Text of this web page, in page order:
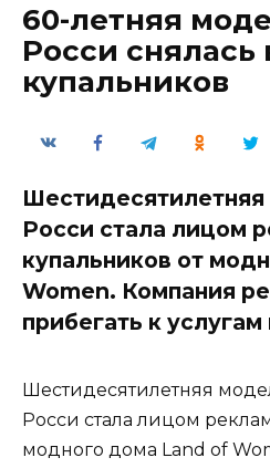
60-летняя
Росси снялась
купальников
Росси стала лицом
купальников от
Women. Компания
прибегать к
Шестидесятилетняя
Росси стала лицом
модного дома Land of